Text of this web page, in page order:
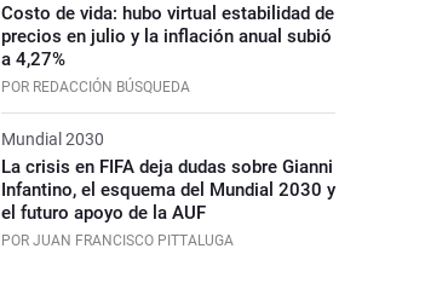
Costo de vida: hubo virtual estabilidad de
precios en julio y la inflación anual subió
a 4,27%
POR REDACCIÓN BÚSQUEDA
Mundial 2030
La crisis en FIFA deja dudas sobre Gianni
Infantino, el esquema del Mundial 2030 y
el futuro apoyo de la AUF
POR JUAN FRANCISCO PITTALUGA